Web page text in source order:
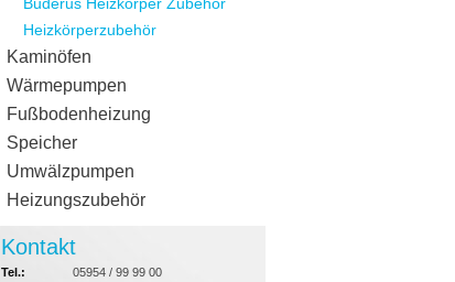
Heizkörperzubehör
Kaminöfen
Wärmepumpen
Fußbodenheizung
Speicher
Umwälzpumpen
Heizungszubehör
Kontakt
Tel.:
05954 / 99 99 00